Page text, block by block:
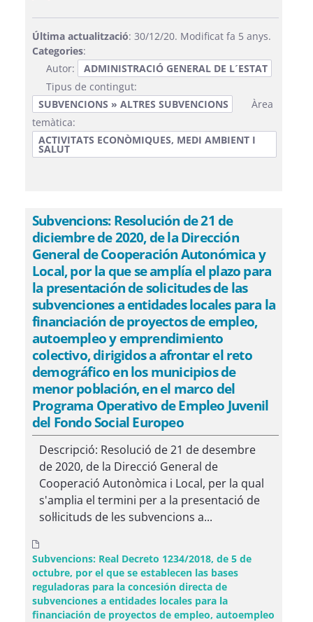
Última actualització: 30/12/20. Modificat fa 5 anys.
Categories:
Autor:
ADMINISTRACIÓ GENERAL DE L´ESTAT
Tipus de contingut:
SUBVENCIONS » ALTRES SUBVENCIONS
Àrea
temàtica:
ACTIVITATS ECONÒMIQUES, MEDI AMBIENT I
SALUT
Subvencions: Resolución de 21 de
diciembre de 2020, de la Dirección
General de Cooperación Autonómica y
Local, por la que se amplía el plazo para
la presentación de solicitudes de las
subvenciones a entidades locales para la
financiación de proyectos de empleo,
autoempleo y emprendimiento
colectivo, dirigidos a afrontar el reto
demográfico en los municipios de
menor población, en el marco del
Programa Operativo de Empleo Juvenil
del Fondo Social Europeo
Descripció: Resolució de 21 de desembre
de 2020, de la Direcció General de
Cooperació Autonòmica i Local, per la qual
s'amplia el termini per a la presentació de
sol·licituds de les subvencions a...
Subvencions: Real Decreto 1234/2018, de 5 de
octubre, por el que se establecen las bases
reguladoras para la concesión directa de
subvenciones a entidades locales para la
financiación de proyectos de empleo, autoempleo